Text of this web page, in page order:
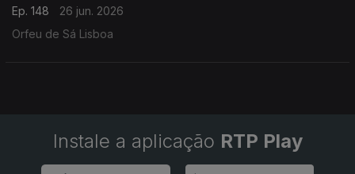
Ep. 148
26 jun. 2026
Orfeu de Sá Lisboa
Instale a aplicação RTP Play